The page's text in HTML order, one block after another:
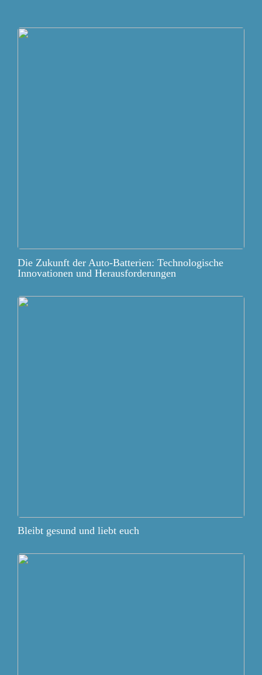
Die Zukunft der Auto-Batterien: Technologische
Innovationen und Herausforderungen
Bleibt gesund und liebt euch